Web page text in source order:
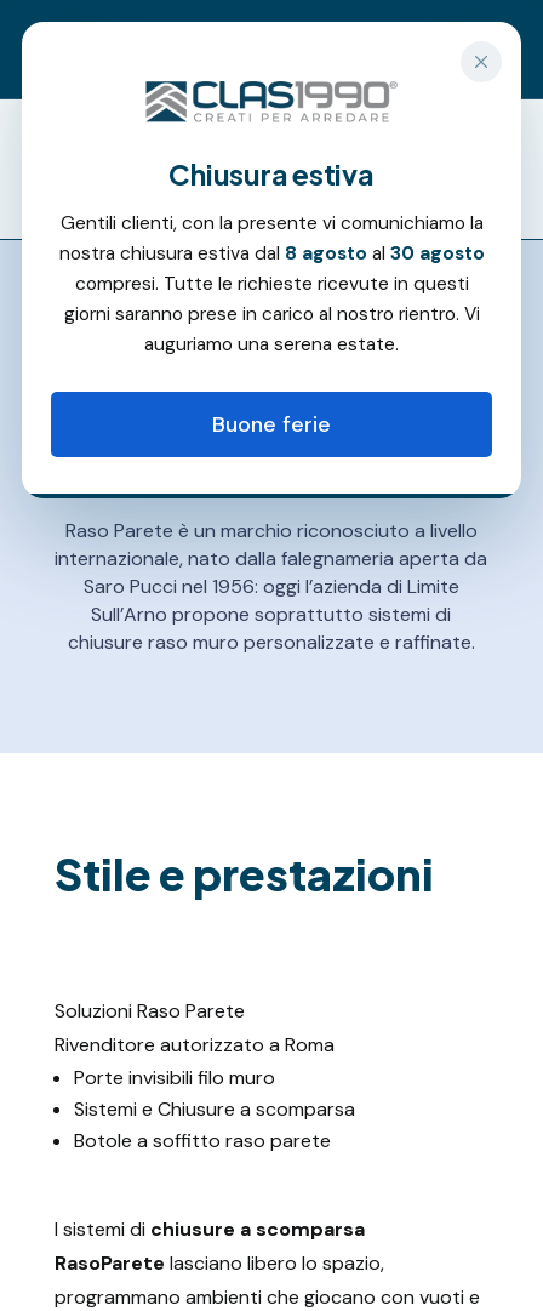
Chiusura estiva
Gentili clienti, con la presente vi comunichiamo la
nostra chiusura estiva dal 8 agosto al 30 agosto
compresi. Tutte le richieste ricevute in questi
giorni saranno prese in carico al nostro rientro. Vi
auguriamo una serena estate.
Buone ferie
Raso Parete è un marchio riconosciuto a livello
internazionale, nato dalla falegnameria aperta da
Saro Pucci nel 1956: oggi l’azienda di Limite
Sull’Arno propone soprattutto sistemi di
chiusure raso muro personalizzate e raffinate.
Stile e prestazioni
Soluzioni Raso Parete
Rivenditore autorizzato a Roma
Porte invisibili filo muro
Sistemi e Chiusure a scomparsa
Botole a soffitto raso parete
I sistemi di chiusure a scomparsa
RasoParete lasciano libero lo spazio,
programmano ambienti che giocano con vuoti e